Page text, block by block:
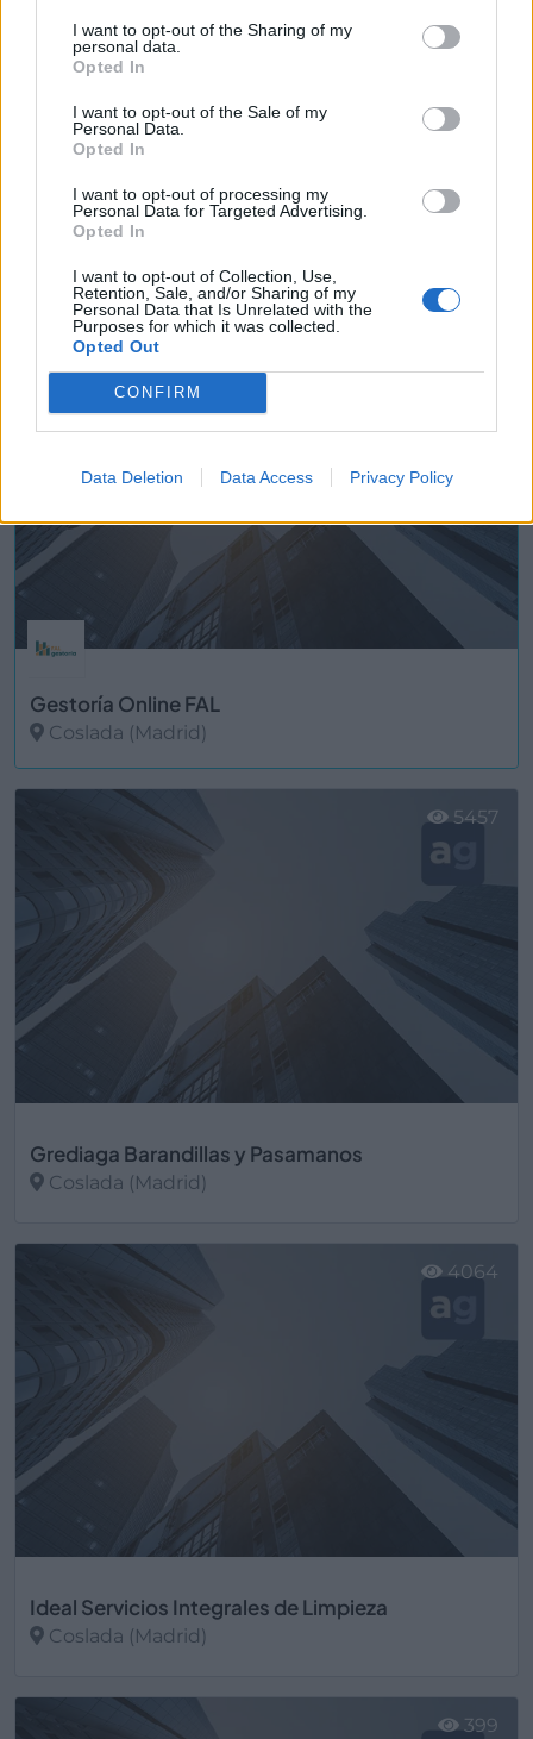
I want to opt-out of the Sharing of my
personal data.
Opted In
I want to opt-out of the Sale of my
Personal Data.
Opted In
I want to opt-out of processing my
Personal Data for Targeted Advertising.
Opted In
I want to opt-out of Collection, Use,
Retention, Sale, and/or Sharing of my
Personal Data that Is Unrelated with the
Purposes for which it was collected.
Opted Out
CONFIRM
Data Deletion Data Access Privacy Policy
Fullgas
Coslada (Madrid)
Ver más
Gestoría Online FAL
Coslada (Madrid)
Grediaga Barandillas y Pasamanos
Coslada (Madrid)
5457
Ideal Servicios Integrales de Limpieza
Coslada (Madrid)
4064
399